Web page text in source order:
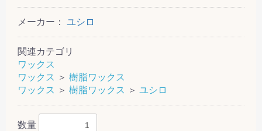
メーカー： ユシロ
関連カテゴリ
ワックス
ワックス ＞ 樹脂ワックス
ワックス ＞ 樹脂ワックス ＞ ユシロ
数量